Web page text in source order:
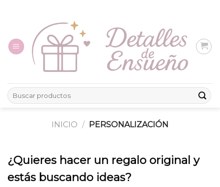
Buscar
por:
INICIO / PERSONALIZACIÓN
¿Quieres hacer un regalo original y
estás buscando ideas?